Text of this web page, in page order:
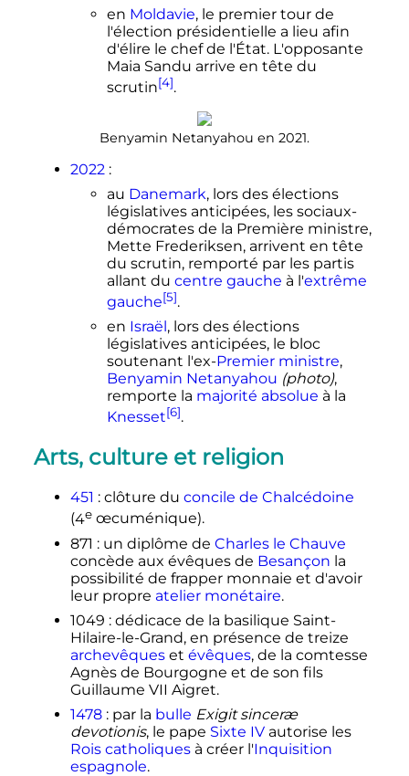
en Moldavie, le premier tour de
l'élection présidentielle a lieu afin
d'élire le chef de l'État. L'opposante
Maia Sandu arrive en tête du
scrutin[4].
Benyamin Netanyahou en 2021.
2022 :
au Danemark, lors des élections
législatives anticipées, les sociaux-
démocrates de la Première ministre,
Mette Frederiksen, arrivent en tête
du scrutin, remporté par les partis
allant du centre gauche à l'extrême
gauche[5].
en Israël, lors des élections
législatives anticipées, le bloc
soutenant l'ex-Premier ministre,
Benyamin Netanyahou (photo),
remporte la majorité absolue à la
Knesset[6].
Arts, culture et religion
451 : clôture du concile de Chalcédoine
(4eœcuménique).
871 : un diplôme de Charles le Chauve
concède aux évêques de Besançon la
possibilité de frapper monnaie et d'avoir
leur propre atelier monétaire.
1049 : dédicace de la basilique Saint-
Hilaire-le-Grand, en présence de treize
archevêqueset évêques, de la comtesse
Agnès de Bourgogne et de son fils
Guillaume VII Aigret.
1478 : par la bulle Exigit sinceræ
devotionis, le pape Sixte IVautorise les
Rois catholiquesà créer l'Inquisition
espagnole.